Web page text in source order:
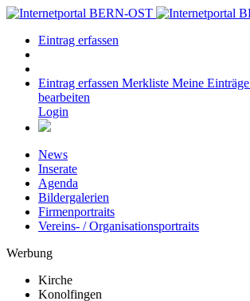
Eintrag erfassen
Eintrag erfassen Merkliste Meine Einträge
bearbeiten
Login
News
Inserate
Agenda
Bildergalerien
Firmenportraits
Vereins- / Organisationsportraits
Werbung
Kirche
Konolfingen